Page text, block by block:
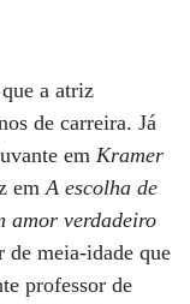
a atriz
de carreira. Já
em Kramer
emA escolha de
amor verdadeiro
de meia-idade que
professor de